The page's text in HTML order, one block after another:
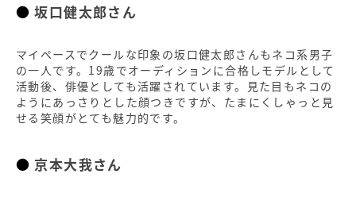
坂口健太郎さん
マイペースでクールな印象の坂口健太郎さんもネコ系男子
の一人です。19歳でオーディションに合格しモデルとして
活動後、俳優としても活躍されています。見た目もネコの
ようにあっさりとした顔つきですが、たまにくしゃっと見
せる笑顔がとても魅力的です。
京本大我さん